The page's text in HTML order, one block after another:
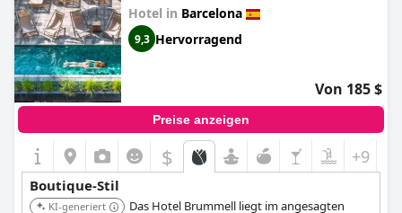
Hotel in Barcelona
9,3 Hervorragend
Von 185 $
Preise anzeigen
$ +9
Boutique-Stil
KI-generiert
Das Hotel Brummell liegt im angesagten